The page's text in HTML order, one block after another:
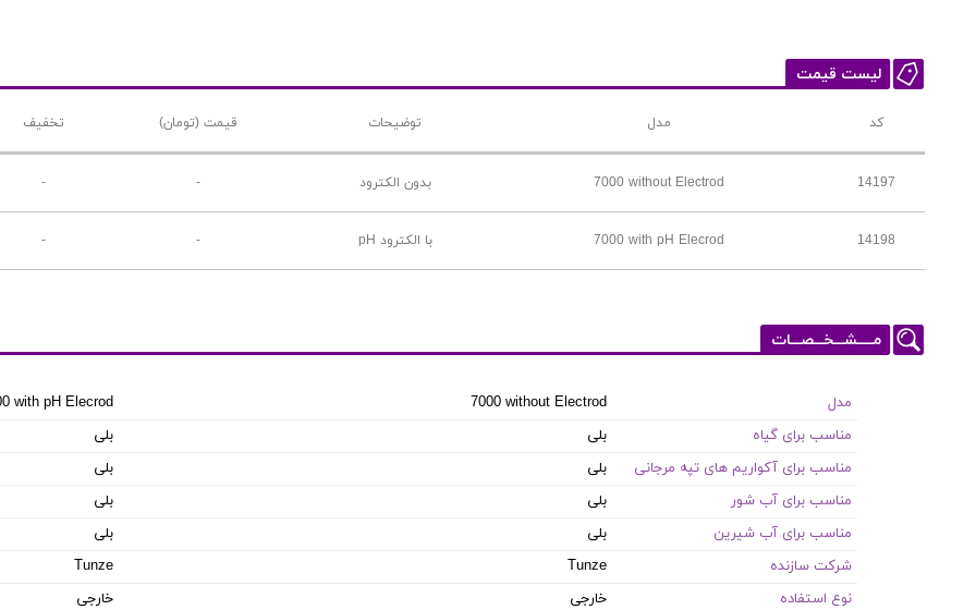
لیست قیمت
کد مدل توضیحات قیمت (تومان) تخفیف
14197
7000 without Electrod بدون الکترود -
-
14198
7000 with pH Elecrod با الکترود pH -
-
مـــــشـــخـــصـــات
مدل 7000 without Electrod
with pH Elecrod
مناسب برای گیاه
بلی
بلی
مناسب برای آکواریم های تپه مرجانی
بلی
بلی
مناسب برای آب شور
بلی
بلی
مناسب برای آب شیرین
بلی
بلی
شرکت سازنده
Tunze
Tunze
نوع استفاده
خارجی خارجی